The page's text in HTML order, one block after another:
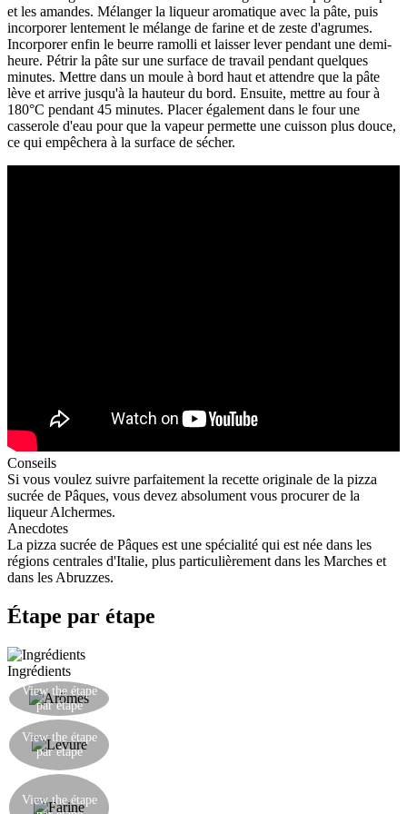
et les amandes. Mélanger la liqueur aromatique avec la pâte, puis
incorporer lentement le mélange de farine et de zeste d'agrumes.
Incorporer enfin le beurre ramolli et laisser lever pendant une demi-
heure. Pétrir la pâte sur une surface de travail pendant quelques
minutes. Mettre dans un moule à bord haut et attendre que la pâte
lève et arrive jusqu'à la hauteur du bord. Ensuite, mettre au four à
180°C pendant 45 minutes. Placer également dans le four une
casserole d'eau pour que la vapeur permette une cuisson plus douce,
ce qui empêchera à la surface de sécher.
Conseils
Si vous voulez suivre parfaitement la recette originale de la pizza
sucrée de Pâques, vous devez absolument vous procurer de la
liqueur Alchermes.
Anecdotes
La pizza sucrée de Pâques est une spécialité qui est née dans les
régions centrales d'Italie, plus particulièrement dans les Marches et
dans les Abruzzes.
Étape par étape
Ingrédients
View the étape
par étape
View the étape
par étape
View the étape